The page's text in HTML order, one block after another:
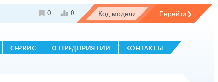
0 0
СЕРВИС О ПРЕДПРИЯТИИ КОНТАКТЫ